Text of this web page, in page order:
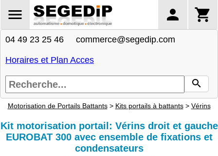
04 49 23 25 46 commerce@segedip.com
Horaires et Plan Acces
Motorisation de Portails Battants> Kits portails à battants> Vérins
Kit motorisation portail: Vérins droit et gauche
EUROBAT 300 avec ensemble de fixations et
condensateurs